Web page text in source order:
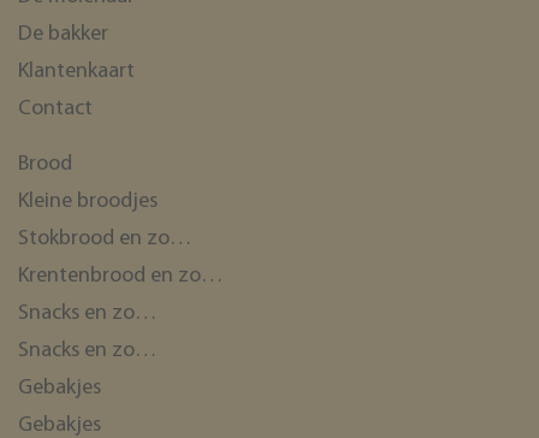
De bakker
Klantenkaart
Contact
Brood
Kleine broodjes
Stokbrood en zo…
Krentenbrood en zo…
Snacks en zo…
Snacks en zo…
Gebakjes
Gebakjes